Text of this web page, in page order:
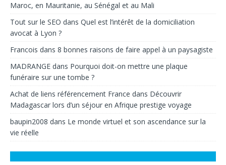
Maroc, en Mauritanie, au Sénégal et au Mali
Tout sur le SEO dans Quel est l’intérêt de la domiciliation
avocat à Lyon ?
Francois dans 8 bonnes raisons de faire appel à un paysagiste
MADRANGE dans Pourquoi doit-on mettre une plaque
funéraire sur une tombe ?
Achat de liens référencement France dans Découvrir
Madagascar lors d’un séjour en Afrique prestige voyage
baupin2008 dans Le monde virtuel et son ascendance sur la
vie réelle